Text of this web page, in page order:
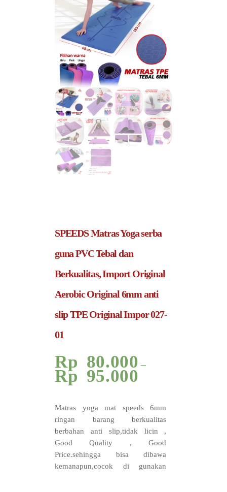
SPEEDS Matras Yoga serba
guna PVC Tebal dan
Berkualitas, Import Original
Aerobic Original 6mm anti
slip TPE Original Impor 027-
01
Rp 80.000 –
Rp 95.000
Matras yoga mat speeds 6mm
ringan barang berkualitas
berbahan anti slip,tidak licin ,
Good Quality , Good
Price.sehingga bisa dibawa
kemanapun,cocok di gunakan